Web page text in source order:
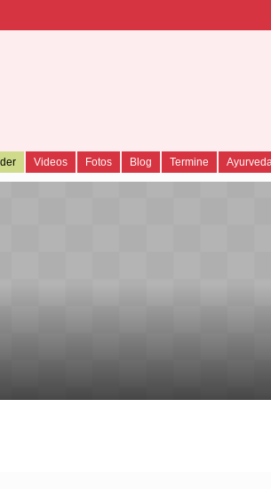
Videos Fotos Blog Termine